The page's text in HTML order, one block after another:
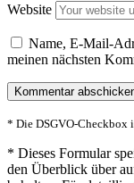
Website
Name, E-Mail-
meinen nächsten
* Die DSGVO-Checkbox
* Dieses Formular
den Überblick über